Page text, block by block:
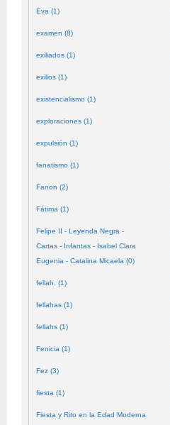
Eva (1)
examen (8)
exiliados (1)
exilios (1)
existencialismo (1)
exploraciones (1)
expulsión (1)
fanatismo (1)
Fanon (2)
Fátima (1)
Felipe II - Leyenda Negra -
Cartas - Infantas - Isabel Clara
Eugenia - Catalina Micaela (0)
fellah. (1)
fellahas (1)
fellahs (1)
Fenicia (1)
Fez (3)
fiesta (1)
Fiesta y Rito en la Edad Moderna